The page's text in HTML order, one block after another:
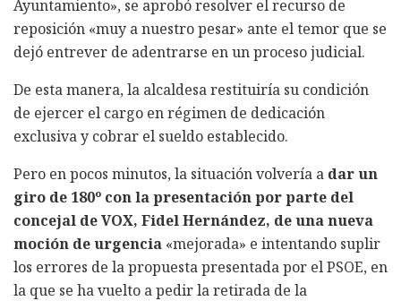
Ayuntamiento», se aprobó resolver el recurso de
reposición «muy a nuestro pesar» ante el temor que se
dejó entrever de adentrarse en un proceso judicial.
De esta manera, la alcaldesa restituiría su condición
de ejercer el cargo en régimen de dedicación
exclusiva y cobrar el sueldo establecido.
Pero en pocos minutos, la situación volvería a dar un
giro de 180º con la presentación por parte del
concejal de VOX, Fidel Hernández, de una nueva
moción de urgencia «mejorada» e intentando suplir
los errores de la propuesta presentada por el PSOE, en
la que se ha vuelto a pedir la retirada de la